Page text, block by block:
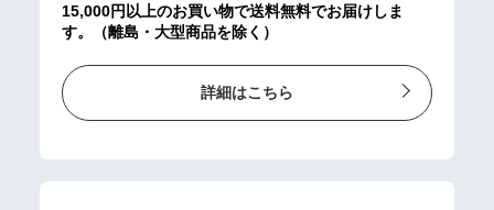
15,000円以上のお買い物で送料無料でお届けしま
す。（離島・大型商品を除く）
詳細はこちら